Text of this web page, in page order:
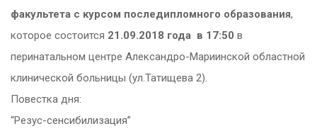
факультета с курсом последипломного образования,
которое состоится 21.09.2018 года в 17:50 в
перинатальном центре Александро-Мариинской областной
клинической больницы (ул.Татищева 2).
Повестка дня:
“Резус-сенсибилизация”